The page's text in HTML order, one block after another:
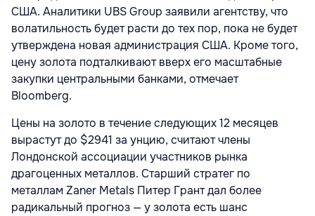
США. Аналитики UBS Group заявили агентству, что
волатильность будет расти до тех пор, пока не будет
утверждена новая администрация США. Кроме того,
цену золота подталкивают вверх его масштабные
закупки центральными банками, отмечает
Bloomberg.
Цены на золото в течение следующих 12 месяцев
вырастут до $2941 за унцию, считают члены
Лондонской ассоциации участников рынка
драгоценных металлов. Старший стратег по
металлам Zaner Metals Питер Грант дал более
радикальный прогноз — у золота есть шанс